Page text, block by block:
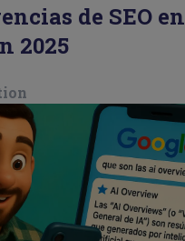
de SEO en
2025